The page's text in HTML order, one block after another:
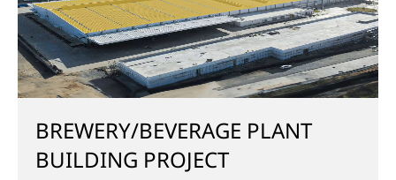
BREWERY/BEVERAGE PLANT
BUILDING PROJECT